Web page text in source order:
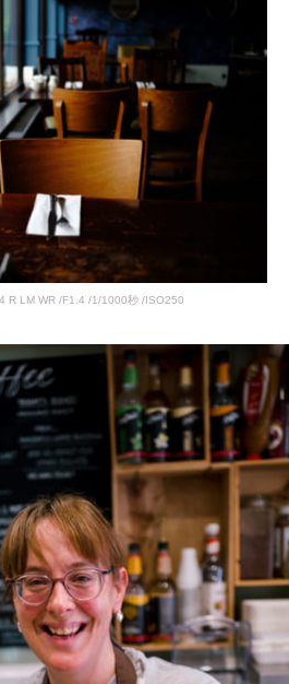
R LM WR /F1.4 /1/1000秒 /ISO250